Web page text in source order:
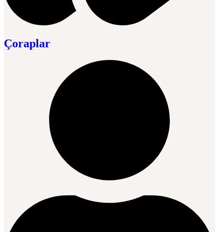
Çoraplar